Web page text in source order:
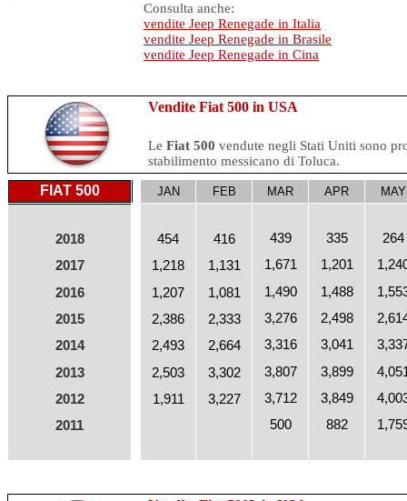
Consulta anche:
vendite Jeep Renegade in Italia
vendite Jeep Renegade in Brasile
vendite Jeep Renegade in Cina
Vendite Fiat 500 in USA
Le Fiat 500 vendute negli Stati Uniti sono
stabilimento messicano di Toluca.
FIAT 500 JAN FEB MAR APR MAY
2018
2017
2016
2015
2014
2013
2012
2011
454
1,218
1,207
2,386
2,493
2,503
1,911
416
1,131
1,081
2,333
2,664
3,302
3,227
439
1,671
1,490
3,276
3,316
3,807
3,712
500
335
1,201
1,488
2,498
3,041
3,899
3,849
882
264